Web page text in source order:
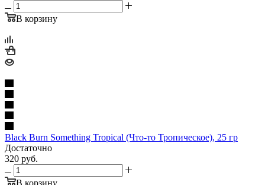
В корзину
Black Burn Something Tropical (Что-то Тропическое), 25 гр
Достаточно
320 руб.
В корзину